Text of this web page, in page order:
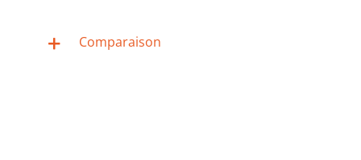
Comparaison